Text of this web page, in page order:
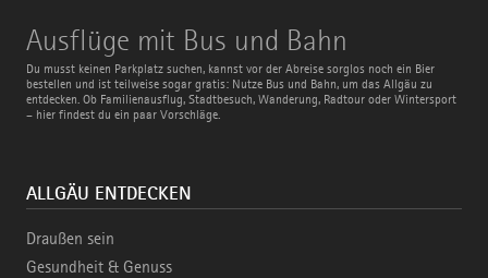
Ausflüge mit Bus und Bahn
Du musst keinen Parkplatz suchen, kannst vor der Abreise sorglos noch ein Bier
bestellen und ist teilweise sogar gratis: Nutze Bus und Bahn, um das Allgäu zu
entdecken. Ob Familienausflug, Stadtbesuch, Wanderung, Radtour oder Wintersport
– hier findest du ein paar Vorschläge.
Ausflüge
mit
Bus
und
Bahn
ALLGÄU ENTDECKEN
Draußen sein
Gesundheit & Genuss